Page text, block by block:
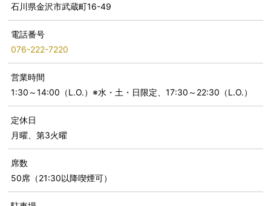
石川県金沢市武蔵町16-49
電話番号
076-222-7220
営業時間
1:30～14:00（L.O.）※水・土・日限定、17:30～22:30（L.O.）
定休日
月曜、第3火曜
席数
50席（21:30以降喫煙可）